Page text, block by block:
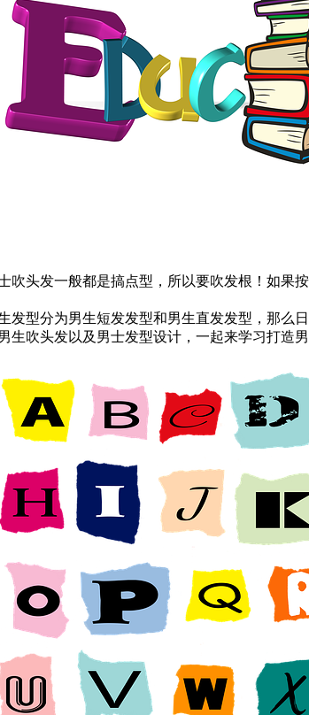
吹头发一般都是搞点型，所以要吹发根！如
发型分为男生短发发型和男生直发发型，那
吹头发以及男士发型设计，一起来学习打造